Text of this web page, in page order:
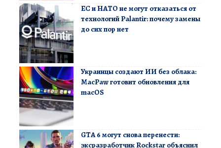
ЕС и НАТО не могут отказаться от
технологий Palantir: почему замены
до сих пор нет
Украинцы создают ИИ без облака:
MacPaw готовит обновления для
macOS
GTA 6 могут снова перенести:
эксразработчик Rockstar объяснил